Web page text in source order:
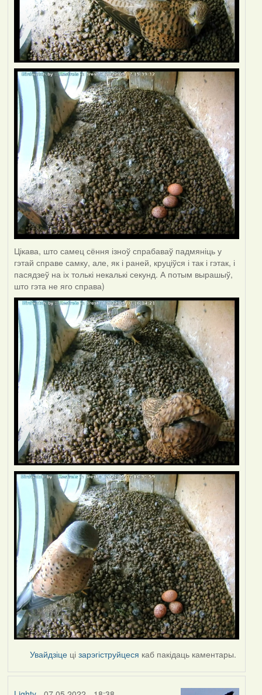
Цікава, што самец сёння ізноў спрабаваў падмяніць у
гэтай справе самку, але, як і раней, круціўся і так і гэтак, і
пасядзеў на іх толькі некалькі секунд. А потым вырашыў,
што гэта не яго справа)
Увайдзіце цізарэгіструйцеся каб пакідаць каментары.